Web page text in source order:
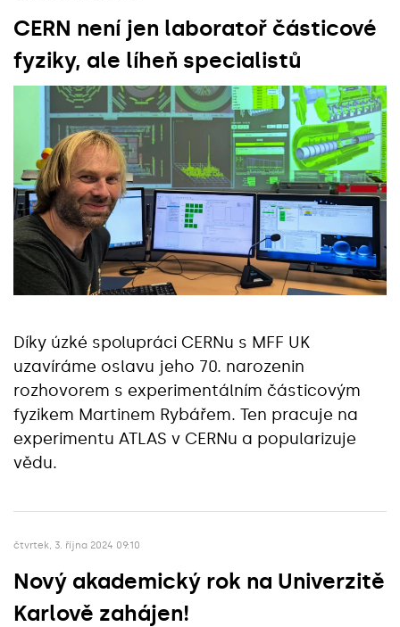
CERN není jen laboratoř částicové
fyziky, ale líheň specialistů
Díky úzké spolupráci CERNu s MFF UK
uzavíráme oslavu jeho 70. narozenin
rozhovorem s experimentálním částicovým
fyzikem Martinem Rybářem. Ten pracuje na
experimentu ATLAS v CERNu a popularizuje
vědu.
čtvrtek, 3. října 2024 09:10
Nový akademický rok na Univerzitě
Karlově zahájen!